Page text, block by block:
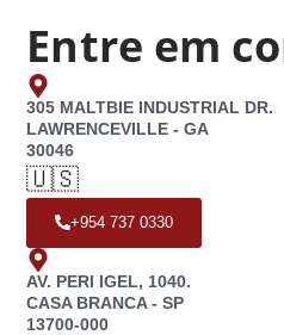
Entre em
305 MALTBIE INDUSTRIAL DR.
LAWRENCEVILLE - GA
30046
🇺🇸
+954 737 0330
AV. PERI IGEL, 1040.
CASA BRANCA - SP
13700-000